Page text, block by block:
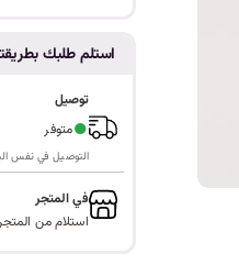
استلم طلبك
توصيل
●متوفر
التوصيل في نفس
في المتجر
استلام من المتجر